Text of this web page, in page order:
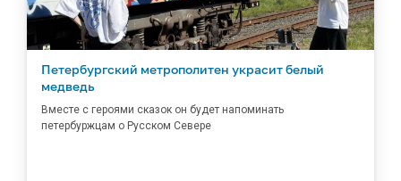
Петербургский метрополитен украсит белый
медведь
Вместе с героями сказок он будет напоминать
петербуржцам о Русском Севере